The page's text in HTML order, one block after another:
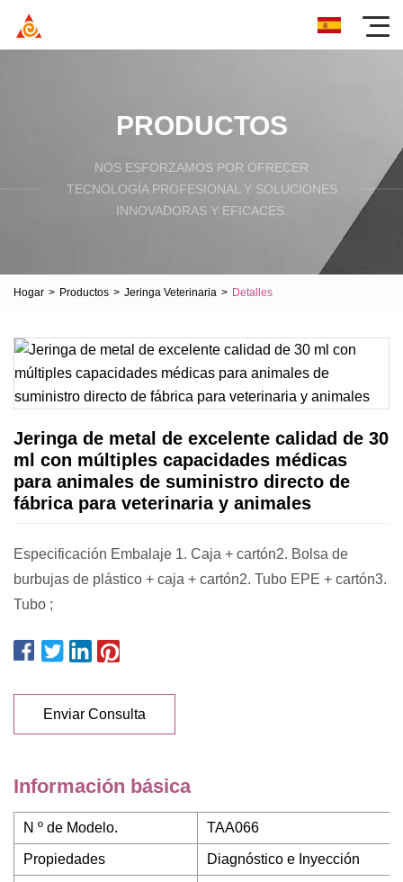
PRODUCTOS
NOS ESFORZAMOS POR OFRECER
TECNOLOGÍA PROFESIONAL Y SOLUCIONES
INNOVADORAS Y EFICACES.
Hogar > Productos > Jeringa Veterinaria > Detalles
Jeringa de metal de excelente calidad de 30
ml con múltiples capacidades médicas
para animales de suministro directo de
fábrica para veterinaria y animales
Especificación Embalaje 1. Caja + cartón2. Bolsa de
burbujas de plástico + caja + cartón2. Tubo EPE + cartón3.
Tubo ;
Enviar Consulta
Información básica
N º de Modelo. TAA066
Propiedades Diagnóstico e Inyección